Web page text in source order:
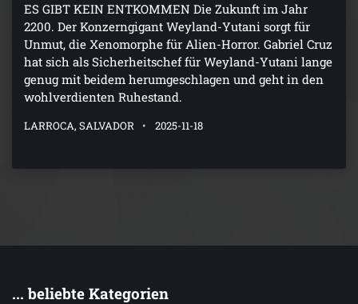
ES GIBT KEIN ENTKOMMEN Die Zukunft im Jahr
2200. Der Konzerngigant Weyland-Yutani sorgt für
Unmut, die Xenomorphe für Alien-Horror. Gabriel Cruz
hat sich als Sicherheitschef für Weyland-Yutani lange
genug mit beidem herumgeschlagen und geht in den
wohlverdienten Ruhestand.
LARROCA, SALVADOR 2025-11-18
... beliebte Kategorien